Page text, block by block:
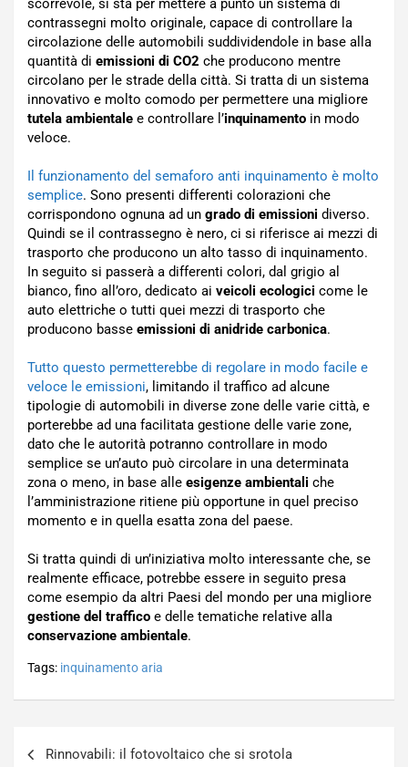
scorrevole, si sta per mettere a punto un sistema di
contrassegni molto originale, capace di controllare la
circolazione delle automobili suddividendole in base alla
quantità di emissioni di CO2 che producono mentre
circolano per le strade della città. Si tratta di un sistema
innovativo e molto comodo per permettere una migliore
tutela ambientale e controllare l’inquinamento in modo
veloce.
Il funzionamento del semaforo anti inquinamento è molto
semplice. Sono presenti differenti colorazioni che
corrispondono ognuna ad un grado di emissioni diverso.
Quindi se il contrassegno è nero, ci si riferisce ai mezzi di
trasporto che producono un alto tasso di inquinamento.
In seguito si passerà a differenti colori, dal grigio al
bianco, fino all’oro, dedicato ai veicoli ecologici come le
auto elettriche o tutti quei mezzi di trasporto che
producono basse emissioni di anidride carbonica.
Tutto questo permetterebbe di regolare in modo facile e
veloce le emissioni, limitando il traffico ad alcune
tipologie di automobili in diverse zone delle varie città, e
porterebbe ad una facilitata gestione delle varie zone,
dato che le autorità potranno controllare in modo
semplice se un’auto può circolare in una determinata
zona o meno, in base alle esigenze ambientali che
l’amministrazione ritiene più opportune in quel preciso
momento e in quella esatta zona del paese.
Si tratta quindi di un’iniziativa molto interessante che, se
realmente efficace, potrebbe essere in seguito presa
come esempio da altri Paesi del mondo per una migliore
gestione del traffico e delle tematiche relative alla
conservazione ambientale.
Tags: inquinamento aria
Rinnovabili: il fotovoltaico che si srotola